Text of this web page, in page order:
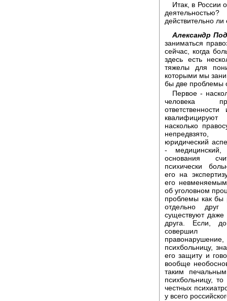
Итак, в России
действительно
Александр
заниматься
сейчас, когда
здесь есть
тяжелы для
которыми мы
бы две проблемы
Первое -
человека
насколько
юридический
- медицинский,
основания
психически
его на
его
об уголовном
проблемы как бы
отдельно
существуют даже
друга. Если,
совершил
психбольницу,
его защиту и
вообще
таким
психбольницу,
честных
у всего